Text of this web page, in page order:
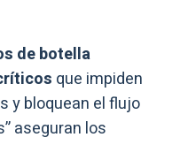
de botella
que impiden
y bloquean el flujo
aseguran los